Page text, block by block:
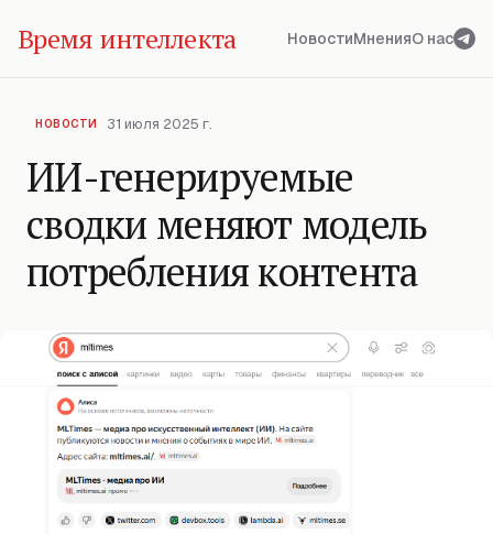
Время интеллекта НовостиМненияО нас
НОВОСТИ 31 июля 2025 г.
ИИ-генерируемые
сводки меняют модель
потребления контента